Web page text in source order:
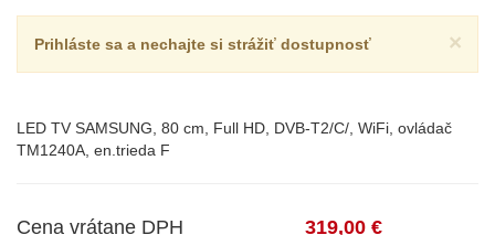
×
Prihláste sa a nechajte si strážiť dostupnosť
LED TV SAMSUNG, 80 cm, Full HD, DVB-T2/C/, WiFi, ovládač
TM1240A, en.trieda F
Cena vrátane DPH 319,00 €